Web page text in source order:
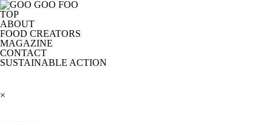
TOP
ABOUT
FOOD CREATORS
MAGAZINE
CONTACT
SUSTAINABLE ACTION
×